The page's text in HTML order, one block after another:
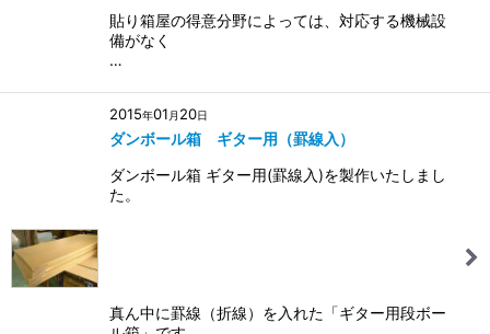
貼り箱屋の得意分野によっては、対応する機械設
備がなく
…
2015年01 月 20日
ダンボール箱 ギター用（罫線入）
ダンボール箱 ギター用(罫線入)を製作いたしまし
た。
真ん中に罫線（折線）を入れた「ギター用段ボー